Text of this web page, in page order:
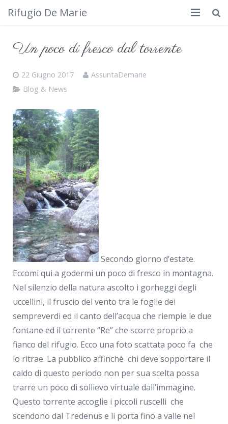
Rifugio De Marie
Dove siamo
Rifugio
Cosa fare
Calendario
Foto
Cimbergo da vedere
Contatti
Un poco di fresco dal torrente
22 Giugno 2017
AssuntaDemarie
Blog & News
Secondo giorno d’estate.
Eccomi qui a godermi un poco di fresco in montagna.
Nel silenzio della natura ascolto i gorheggi degli
uccellini, il fruscio del vento tra le foglie dei
sempreverdi ed il canto dell’acqua che riempie le due
fontane ed il torrente “Re” che scorre proprio a
fianco del rifugio. Ecco una foto scattata poco fa che
lo ritrae. La pubblico affinchè chi deve sopportare il
caldo di questo periodo non per sua scelta possa
trarre un poco di sollievo virtuale dall’immagine.
Questo torrente accoglie i piccoli ruscelli che
scendono dal Tredenus e li porta fino a valle nel